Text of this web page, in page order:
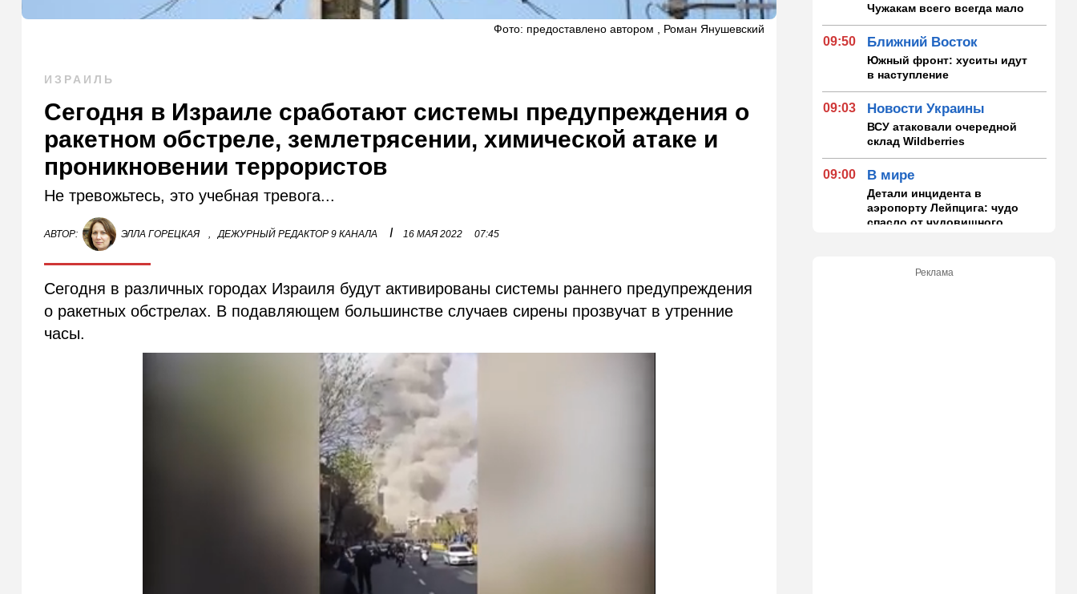
Фото: предоставлено автором , Роман Янушевский
ИЗРАИЛЬ
Сегодня в Израиле сработают системы предупреждения о
ракетном обстреле, землетрясении, химической атаке и
проникновении террористов
Не тревожьтесь, это учебная тревога...
АВТОР: ЭЛЛА ГОРЕЦКАЯ , ДЕЖУРНЫЙ РЕДАКТОР 9 КАНАЛА I 16 МАЯ 2022 07:45
Сегодня в различных городах Израиля будут активированы системы раннего предупреждения
о ракетных обстрелах. В подавляющем большинстве случаев сирены прозвучат в утренние
часы.
Чужакам всего всегда мало
09:50 Ближний Восток
Южный фронт: хуситы идут
в наступление
09:03 Новости Украины
ВСУ атаковали очередной
склад Wildberries
09:00 В мире
Детали инцидента в
аэропорту Лейпцига: чудо
спасло от чудовищного
Реклама